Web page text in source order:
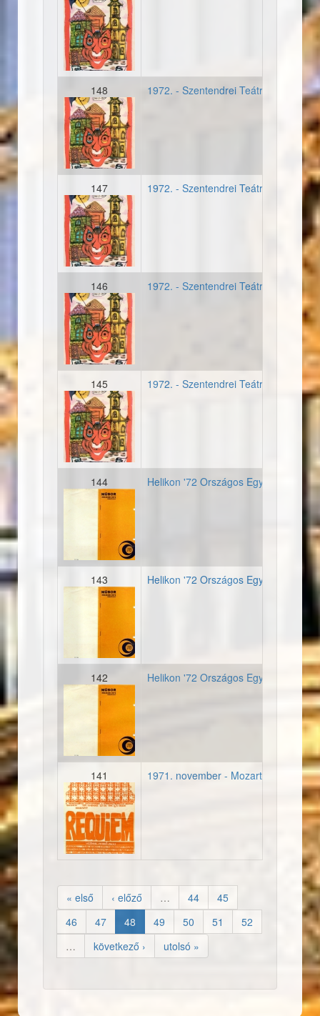
148 1972. - Szentendrei Teátrum -
147 1972. - Szentendrei Teátrum -
146 1972. - Szentendrei Teátrum -
145 1972. - Szentendrei Teátrum -
144 Helikon '72 Országos Egyetemi
143 Helikon '72 Országos Egyetemi
142 Helikon '72 Országos Egyetemi
141 1971. november - Mozart-est a
« első ‹ előző … 44
45
46
47 48 49 50 51
52
…
következő › utolsó »